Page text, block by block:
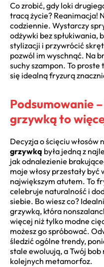
Co zrobić, gdy loki
tracą życie? Reanimacja!
codziennie. Wystarczy
odżywki bez spłukiwania,
stylizacji i przywrócić
pozwól im wyschnąć. Na
suchy szampon. To
się idealną fryzurą
Podsumowanie
grzywką to
Decyzja o ścięciu włosów
grzywką była jedną z
jak odnalezienie
moje włosy przestały być
największym atutem. To
celebruje naturalność i
siebie. Bo wiesz co?
grzywką, która
więcej niż tylko modne
możesz go spróbować.
śledzić ogólne trendy,
stale ewoluują, a Twój
kolejnych metamorfoz.